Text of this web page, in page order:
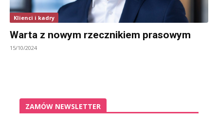
Klienci i kadry
Warta z nowym rzecznikiem prasowym
15/10/2024
ZAMÓW NEWSLETTER